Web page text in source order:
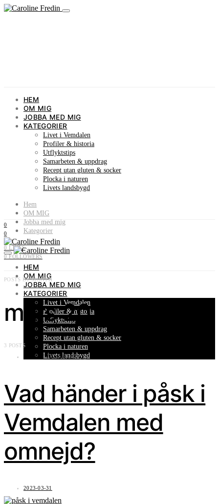
HEM
OM MIG
JOBBA MED MIG
KATEGORIER
Livet i Vemdalen
Profiler & historia
Utflyktstips
Samarbeten & uppdrag
Recept utan gluten & socker
Plocka i naturen
Livets landsbygd
Hem
OM MIG
Jobba med mig
Kategorier
0 LIKES
0 FOLLOWERS
0
0
HEM
OM MIG
JOBBA MED MIG
KATEGORIER
Livet i Vemdalen
Profiler & historia
Utflyktstips
Samarbeten & uppdrag
Recept utan gluten & socker
Plocka i naturen
Livets landsbygd
POSTS BY MONTH
mars 2023
3 POSTS
LIVET I VEMDALEN
Vad händer i påsk i
Vemdalen med
omnejd?
2023-03-31